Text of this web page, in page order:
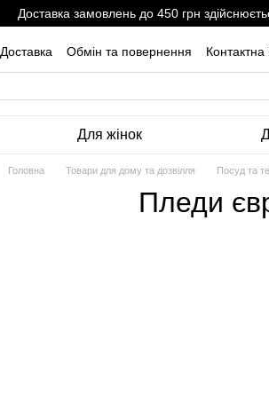
Доставка замовлень до 450 грн
Доставка Обмін та повернення
Для жінок
Головна Товари для дому та дозвілля Посуд та
Пледи